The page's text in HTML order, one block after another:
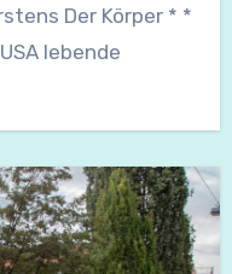
Der Körper * *
lebende